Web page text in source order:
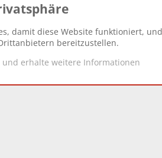
Deutsch [Du]
damit diese Website funktioniert,
bereitzustellen.
erhalte weitere Informationen